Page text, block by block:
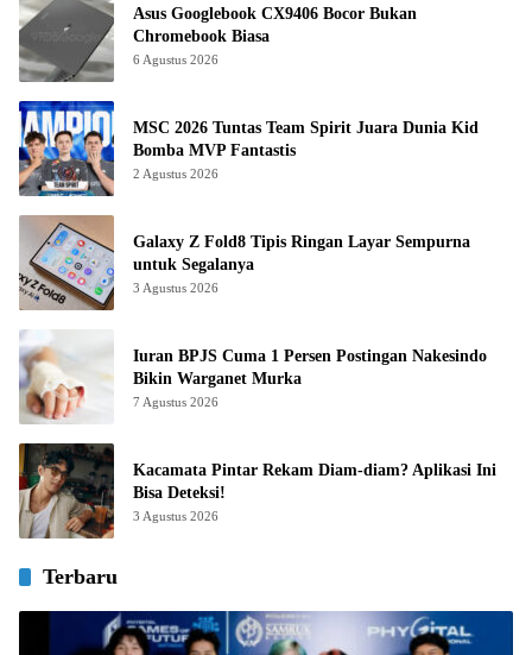
Asus Googlebook CX9406 Bocor Bukan
Chromebook Biasa
6 Agustus 2026
MSC 2026 Tuntas Team Spirit Juara Dunia Kid
Bomba MVP Fantastis
2 Agustus 2026
Galaxy Z Fold8 Tipis Ringan Layar Sempurna
untuk Segalanya
3 Agustus 2026
Iuran BPJS Cuma 1 Persen Postingan Nakesindo
Bikin Warganet Murka
7 Agustus 2026
Kacamata Pintar Rekam Diam-diam? Aplikasi Ini
Bisa Deteksi!
3 Agustus 2026
Terbaru